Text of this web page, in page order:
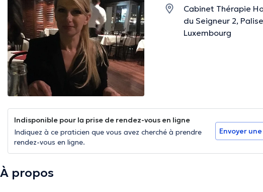
Cabinet Thérapie
du Seigneur 2,
Luxembourg
Indisponible pour la prise de rendez-vous en ligne
Indiquez à ce praticien que vous avez cherché à prendre
rendez-vous en ligne.
Envoyer
À propos